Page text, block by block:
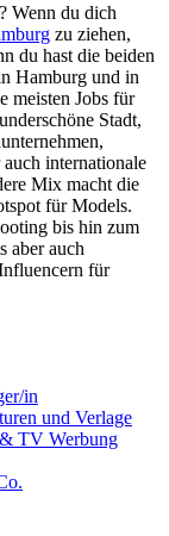
Wenn du dich
zu ziehen,
du hast die beiden
Hamburg und in
meisten Jobs für
Stadt,
internationale
Mix macht die
für Models.
bis hin zum
aber auch
für
in
und Verlage
TV Werbung